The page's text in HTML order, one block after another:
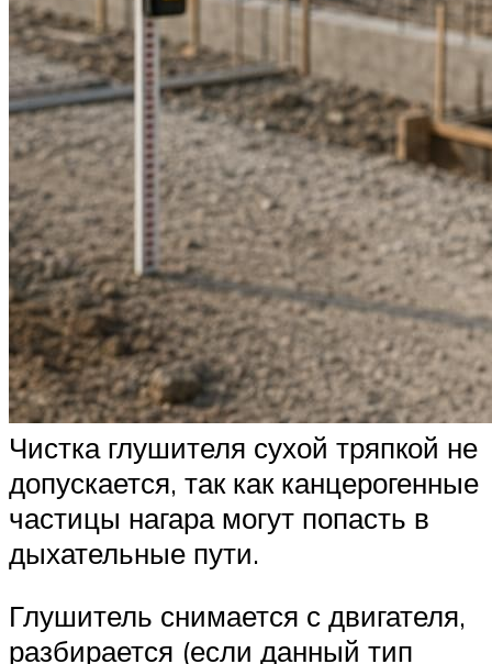
Чистка глушителя сухой тряпкой не
допускается, так как канцерогенные
частицы нагара могут попасть в
дыхательные пути.
Глушитель снимается с двигателя,
разбирается (если данный тип